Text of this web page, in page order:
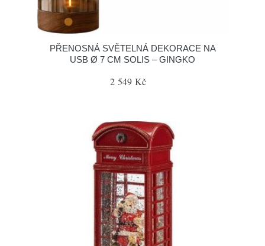
PŘENOSNÁ SVĚTELNÁ DEKORACE NA
USB Ø 7 CM SOLIS – GINGKO
2 549 Kč